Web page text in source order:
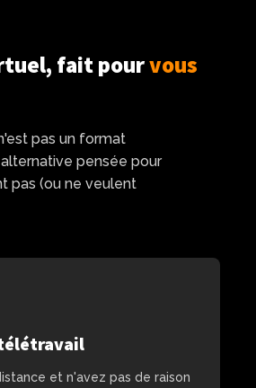
fait pourvous
pas un format
pensée pour
pas (ou ne veulent
et n'avez pas de raison